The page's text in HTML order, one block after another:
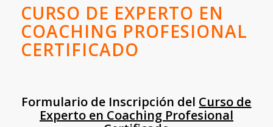
CURSO DE EXPERTO EN
COACHING PROFESIONAL
CERTIFICADO
Formulario de Inscripción del Curso de
Experto en Coaching Profesional